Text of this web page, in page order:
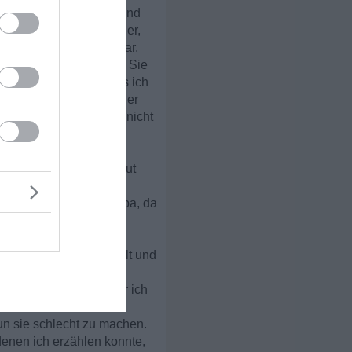
Die Neue und
fuhren meine Kinder,
sonst immer dabei war.
in unseren Ort. Sie
ich das Gefühl, dass ich
sie alle nach der
als würden sie mich nicht
bis jetzt alles gut
Großer eher
beim Papa, da
habe, der Unterhalt und
darin leben zu
böse klingen, aber ich
sie schlecht zu machen.
ich erzählen konnte,